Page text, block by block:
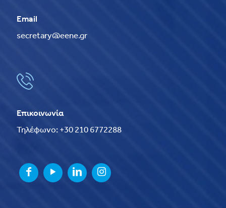
Email
secretary@eene.gr
Επικοινωνία
Τηλέφωνο: +30 210 6772288